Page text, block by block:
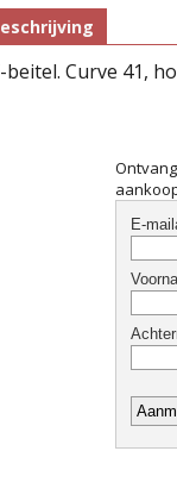
beitel. Curve 41,